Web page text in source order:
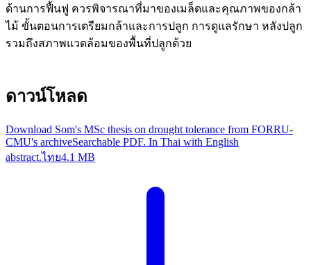
ด้านการฟื้นฟู ควรพิจารณาที่มาของเมล็ดและคุณภาพของกล้า
ไม้ ขั้นตอนการเตรียมกล้าและการปลูก การดูแลรักษา หลังปลูก
รวมถึงสภาพแวดล้อมของพื้นที่ปลูกด้วย
ดาวน์โหลด
Download Som's MSc thesis on drought tolerance from FORRU-
CMU's archiveSearchable PDF. In Thai with English
abstract.ไทย4.1 MB